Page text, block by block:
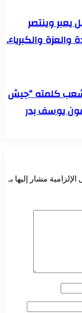
يعبر وينتصر
والعزة والكبرياء.
٢٠٢٥ قال الشعب كلمته “جيش
يوسف بدر
الإلزامية مشار إليها بـ